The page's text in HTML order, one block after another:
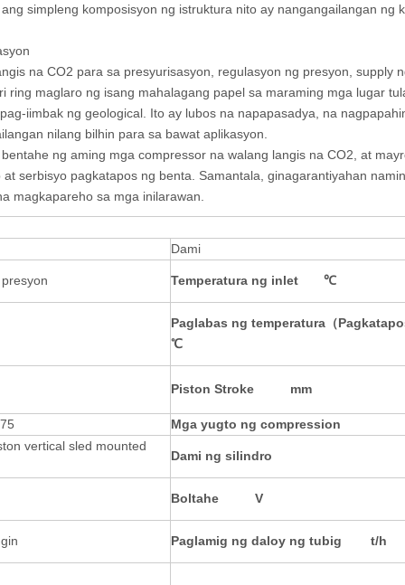
simpleng komposisyon ng istruktura nito ay nangangailangan ng
na CO2 para sa presyurisasyon, regulasyon ng presyon, supply
ring maglaro ng isang mahalagang papel sa maraming mga lugar
iimbak ng geological. Ito ay lubos na napapasadya, na
nilang bilhin para sa bawat aplikasyon.
ng aming mga compressor na walang langis na CO2, at
serbisyo pagkatapos ng benta. Samantala, ginagarantiyahan
magkapareho sa mga inilarawan.
Dami
Temperatura ng inlet ℃
Paglabas ng temperatura （
℃
Piston Stroke mm
Mga yugto ng compression
vertical sled mounted
Dami ng silindro
Boltahe V
Paglamig ng daloy ng tubig t/h